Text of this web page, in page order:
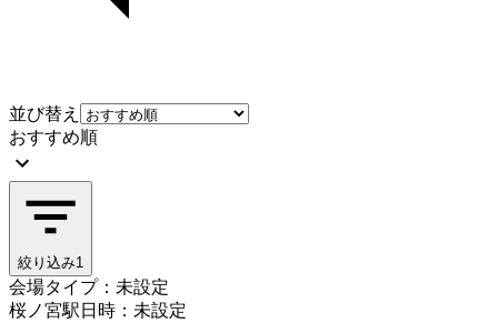
並び替え
おすすめ順
絞り込み1
会場タイプ：未設定
桜ノ宮駅日時：未設定